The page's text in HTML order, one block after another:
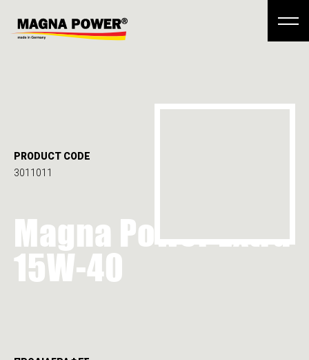
PRODUCT CODE
3011011
Magna Power Extra
15W-40